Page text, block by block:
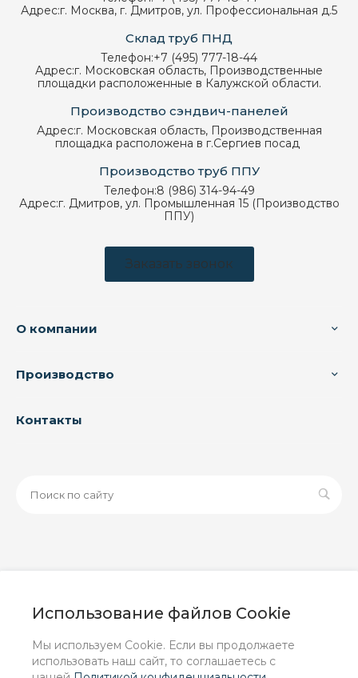
Использование файлов Cookie
Мы используем Cookie. Если вы продолжаете
использовать наш сайт, то соглашаетесь с
Адрес:г. Москва, г. Дмитров, ул. Профессиональная д.5
Склад труб ПНД
Телефон:+7 (495) 777-18-44
Адрес:г. Московская область, Производственные
площадки расположенные в Калужской области.
Производство сэндвич-панелей
Адрес:г. Московская область, Производственная
площадка расположена в г.Сергиев посад
Производство труб ППУ
Телефон:8 (986) 314-94-49
Адрес:г. Дмитров, ул. Промышленная 15 (Производство
ППУ)
Заказать звонок
О компании
Производство
Контакты
информационный характер и ни при каких условиях не
положениями Статьи 437 (2) ГК РФ.